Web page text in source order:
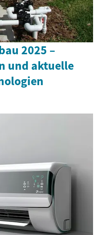
2025 –
und aktuelle